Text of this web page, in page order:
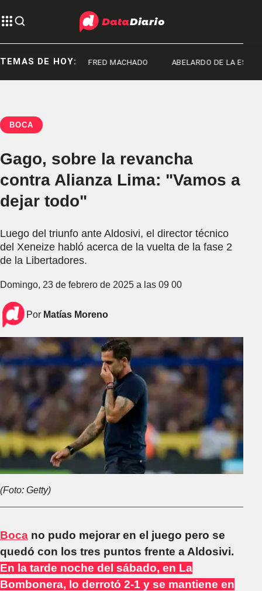
TEMAS DE HOY:
DE CINE FRED MACHADO ABELARDO DE LA ESPRIELLA
BOCA
Gago, sobre la revancha
contra Alianza Lima: "Vamos a
dejar todo"
Luego del triunfo ante Aldosivi, el director técnico
del Xeneize habló acerca de la vuelta de la fase 2
de la Libertadores.
Domingo, 23 de febrero de 2025 a las 09 00
Por Matías Moreno
(Foto: Getty)
Boca no pudo mejorar en el juego pero se
quedó con los tres puntos frente a Aldosivi.
En la tarde noche del sábado, en La
Bombonera, lo derrotó 2-1 y se mantiene en